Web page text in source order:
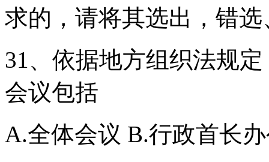
求的，请将其选出，错
31、依据地方组织法规
会议包括
A.全体会议 B.行政首长